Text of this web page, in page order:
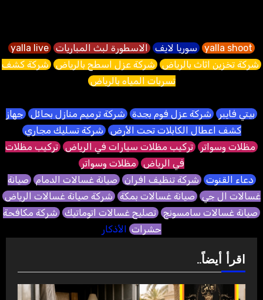
yalla shoot سوريا لايف الاسطورة لبث المباريات yalla live
شركة تخزين اثاث بالرياض شركة عزل اسطح بالرياض شركة كشف
تسربات المياه بالرياض
بيتي فايبر شركة عزل فوم بجدة شركة ترميم منازل بحائل جهاز
كشف اعطال الكابلات تحت الأرض شركة تسليك مجاري
مظلات وسواتر تركيب مظلات سيارات في الرياض تركيب مظلات
في الرياض مظلات وسواتر
دعاء القنوت شركة تنظيف افران صيانة غسالات الدمام صيانة
غسالات ال جي صيانة غسالات بمكة شركة صيانة غسالات الرياض
صيانة غسالات سامسونج تصليح غسالات اتوماتيك شركة مكافحة
حشرات الأذكار
اقرأ أيضاً..